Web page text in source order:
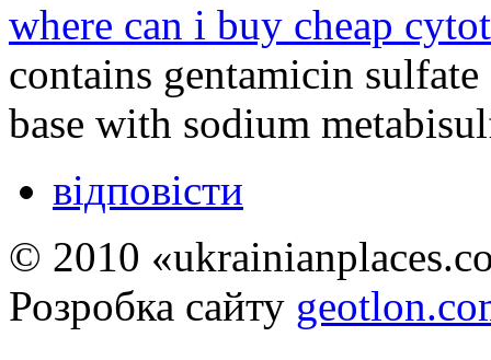
where can i buy cheap
contains gentamicin
base with sodium
відповісти
© 2010
Розробка сайту